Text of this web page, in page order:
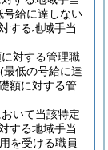
号給に達しない
する地域手当
対する管理職
(最低の号給に達
額に対する管
いて当該特定
する地域手当
を受ける職員